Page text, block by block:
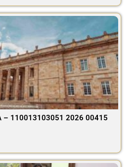
– 110013103051 2026 00415